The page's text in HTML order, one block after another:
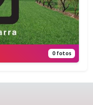
0 fotos